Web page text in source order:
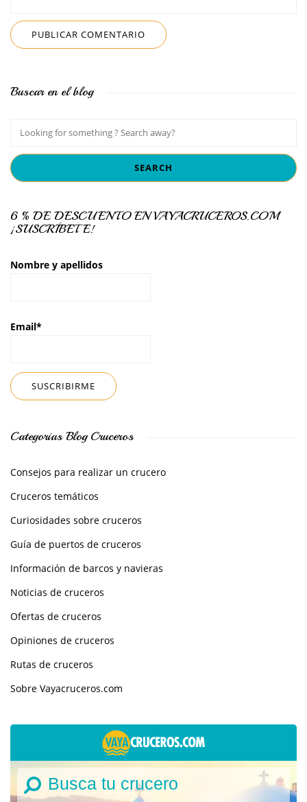
Buscar en el blog
6 % DE DESCUENTO EN VAYACRUCEROS.COM
¡SUSCRÍBETE!
Nombre y apellidos
Email*
Categorías Blog Cruceros
Consejos para realizar un crucero
Cruceros temáticos
Curiosidades sobre cruceros
Guía de puertos de cruceros
Información de barcos y navieras
Noticias de cruceros
Ofertas de cruceros
Opiniones de cruceros
Rutas de cruceros
Sobre Vayacruceros.com
Busca tu crucero